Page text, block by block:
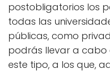
postobligatorios los
todas las
públicas, como
podrás llevar a cabo
este tipo, a los que,